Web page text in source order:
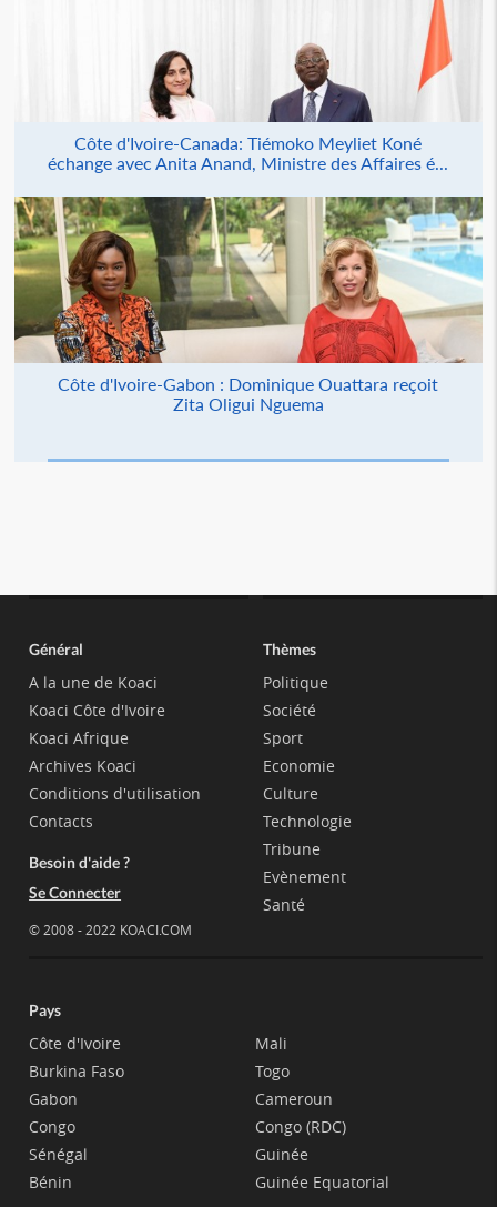
Côte d'Ivoire-Canada: Tiémoko Meyliet Koné
échange avec Anita Anand, Ministre des Affaires é...
Côte d'Ivoire-Gabon : Dominique Ouattara reçoit
Zita Oligui Nguema
Général
A la une de Koaci
Koaci Côte d'Ivoire
Koaci Afrique
Archives Koaci
Conditions d'utilisation
Contacts
Besoin d'aide ?
Se Connecter
© 2008 - 2022 KOACI.COM
Thèmes
Politique
Société
Sport
Economie
Culture
Technologie
Tribune
Evènement
Santé
Pays
Côte d'Ivoire
Burkina Faso
Gabon
Congo
Sénégal
Bénin
Mali
Togo
Cameroun
Congo (RDC)
Guinée
Guinée Equatorial